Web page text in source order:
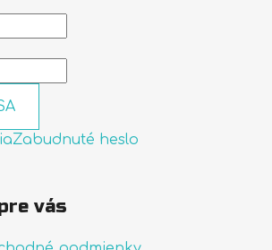
Zabudnuté heslo
vás